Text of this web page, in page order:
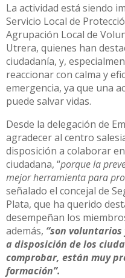
La actividad está siendo
Servicio Local de
Agrupación Local de
Utrera, quienes han
ciudadanía, y,
reaccionar con calma y
emergencia, ya que una
puede salvar vidas.
Desde la delegación de
agradecer al centro
disposición a colaborar
ciudadana, “porque la
mejor herramienta para
señalado el concejal de
Plata, que ha querido
desempeñan los
además, “son
a disposición de los
comprobar, están muy
formación”.